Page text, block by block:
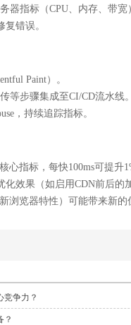
器指标（CPU、内存、带宽
错误。
Paint）。
等步骤集成至CI/CD流水线
，持续追踪指标。
心指标，每快100ms可提升
化效果（如启用CDN前后的
浏览器特性）可能带来新的
竞争力？
？